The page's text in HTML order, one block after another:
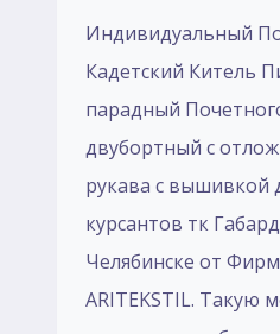
Индивидуальный
Кадетский Китель
парадный
двубортный с
рукава с вышивкой
курсантов тк
Челябинске от
ARITEKSTIL. Такую